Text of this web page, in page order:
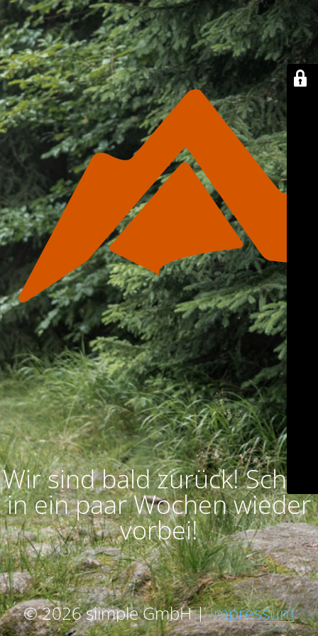
Wir sind bald zurück! Schau
in ein paar Wochen wieder
vorbei!
© 2026 siimple GmbH |Impressum